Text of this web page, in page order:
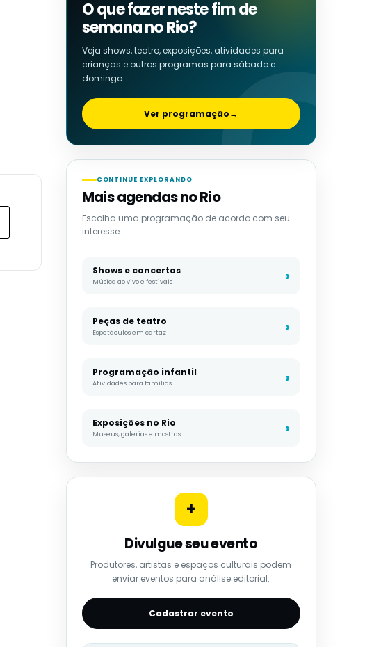
O que fazer neste fim de
semana no Rio?
Veja shows, teatro, exposições, atividades para
crianças e outros programas para sábado e
domingo.
Ver programação→
CONTINUE EXPLORANDO
Mais agendas no Rio
Escolha uma programação de acordo com seu
interesse.
Shows e concertos
Música ao vivo e festivais
Peças de teatro
Espetáculos em cartaz
Programação infantil
Atividades para famílias
Exposições no Rio
Museus, galerias e mostras
+
Divulgue seu evento
Produtores, artistas e espaços culturais podem
enviar eventos para análise editorial.
Cadastrar evento